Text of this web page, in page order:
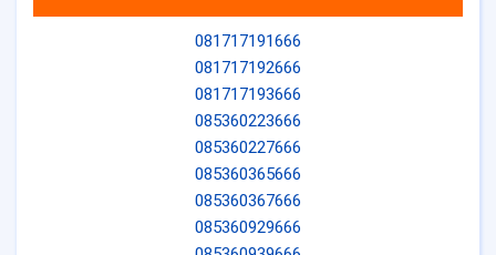
081717191666
081717192666
081717193666
085360223666
085360227666
085360365666
085360367666
085360929666